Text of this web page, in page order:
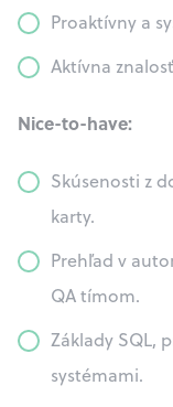
Proaktívny a
Aktívna
Nice-to-have:
Skúsenosti z
karty.
Prehľad v
QA tímom.
Základy SQL,
systémami.